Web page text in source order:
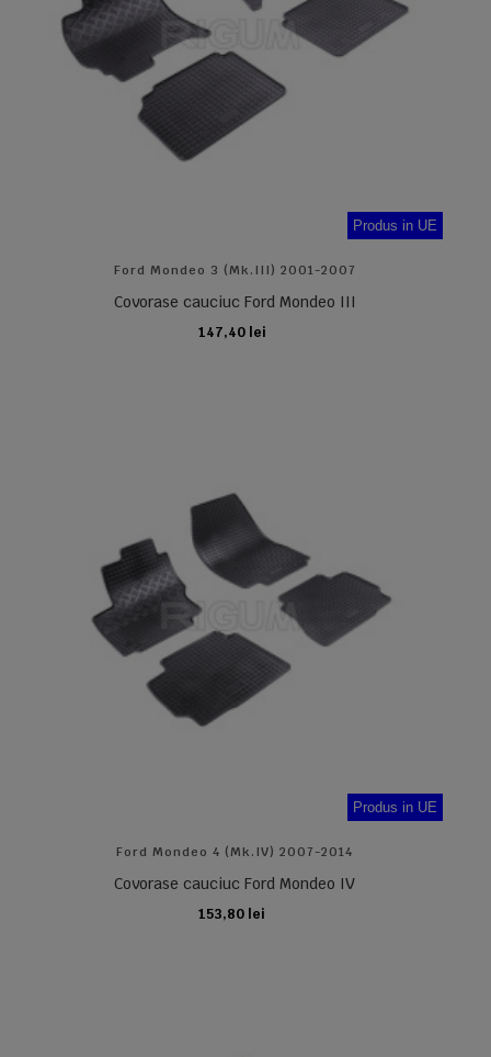
Produs in UE
Ford Mondeo 3 (Mk.III) 2001-2007
Covorase cauciuc Ford Mondeo III
147,40 lei
ADAUGA IN COS
Produs in UE
Ford Mondeo 4 (Mk.IV) 2007-2014
Covorase cauciuc Ford Mondeo IV
153,80 lei
ADAUGA IN COS